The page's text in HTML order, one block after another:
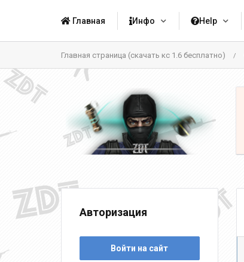
Главная Инфо Help
Главная страница (скачать кс 1.6 бесплатно) /
Авторизация
Войти на сайт